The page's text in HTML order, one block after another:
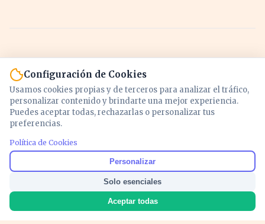
Noticias y análisis de economía, mercados,
inversión y política. Información actualizada
para entender lo que mueve tu dinero y tu
país.
Configuración de Cookies
Usamos cookies propias y de terceros para analizar el tráfico,
personalizar contenido y brindarte una mejor experiencia.
Puedes aceptar todas, rechazarlas o personalizar tus
preferencias.
Política de Cookies
Personalizar
Solo esenciales
Aceptar todas